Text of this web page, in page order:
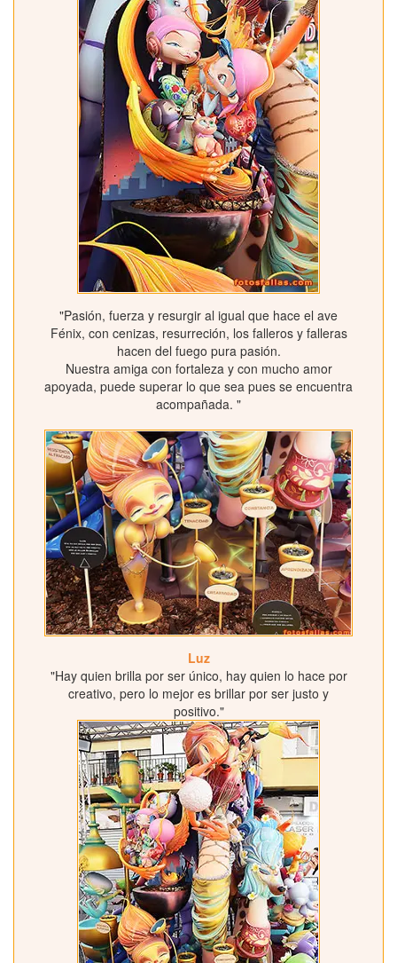
"Pasión, fuerza y resurgir al igual que hace el ave
Fénix, con cenizas, resurreción, los falleros y falleras
hacen del fuego pura pasión.
Nuestra amiga con fortaleza y con mucho amor
apoyada, puede superar lo que sea pues se encuentra
acompañada. "
Luz
"Hay quien brilla por ser único, hay quien lo hace por
creativo, pero lo mejor es brillar por ser justo y
positivo."